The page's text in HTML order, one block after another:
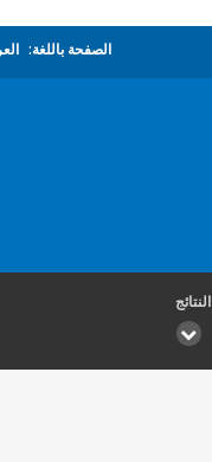
الصفحة باللغة:
النتائج